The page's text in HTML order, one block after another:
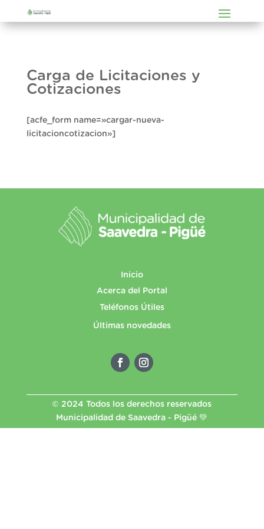
Carga de Licitaciones y
Cotizaciones
[acfe_form name=»cargar-nueva-
licitacioncotizacion»]
Inicio
Acerca del Portal
Teléfonos Útiles
Últimas novedades
© 2024 Todos los derechos reservados
Municipalidad de Saavedra - Pigüé 💚